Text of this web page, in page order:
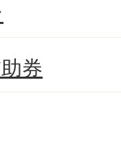
券